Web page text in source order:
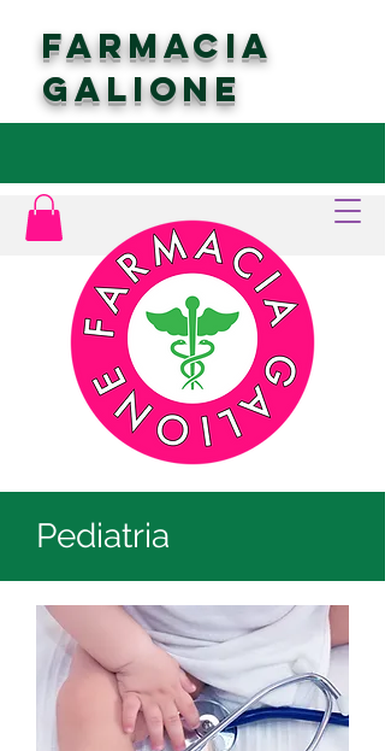
FARMACIA
GALIONE
Pediatria